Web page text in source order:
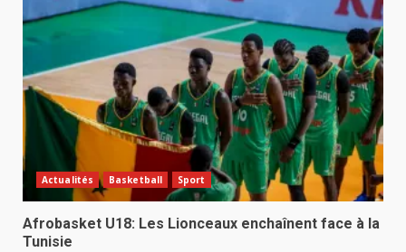
Actualités Basketball Sport
Afrobasket U18: Les Lionceaux enchaînent face à la
Tunisie